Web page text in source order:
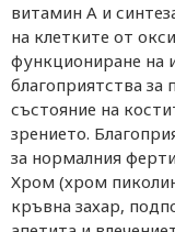
витамин А и
на клетките от
функциониране на
благоприятства
състояние на
зрението.
за нормалния
Хром (хром
кръвна захар,